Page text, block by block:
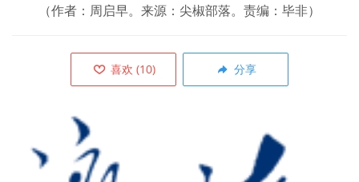
（作者：周启早。来源：尖椒部落。责编：毕非）
喜欢 (10) 分享